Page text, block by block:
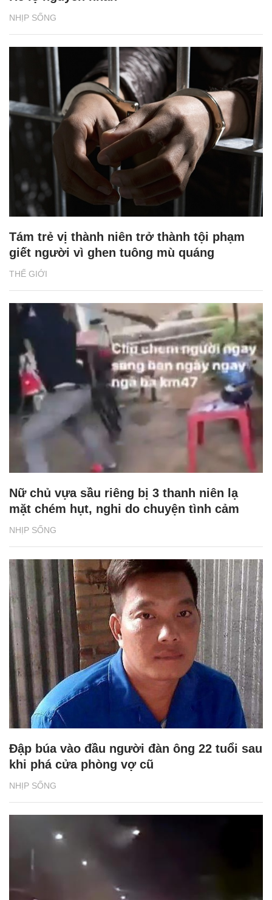
NHỊP SỐNG
THẾ GIỚI
Tám trẻ vị thành niên trở thành tội phạm
giết người vì ghen tuông mù quáng
NHỊP SỐNG
Nữ chủ vựa sầu riêng bị 3 thanh niên lạ
mặt chém hụt, nghi do chuyện tình cảm
NHỊP SỐNG
Đập búa vào đầu người đàn ông 22 tuổi sau
khi phá cửa phòng vợ cũ